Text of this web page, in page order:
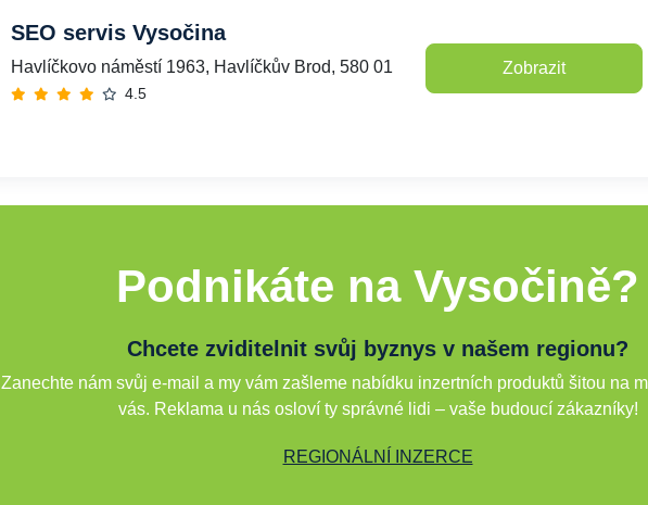
SEO servis Vysočina
Havlíčkovo náměstí 1963, Havlíčkův Brod, 580 01
4.5
Zobrazit
Podnikáte na Vysočině?
Chcete zviditelnit svůj byznys v našem regionu?
Zanechte nám svůj e-mail a my vám zašleme nabídku inzertních produktů šitou na
vás. Reklama u nás osloví ty správné lidi – vaše budoucí zákazníky!
REGIONÁLNÍ INZERCE